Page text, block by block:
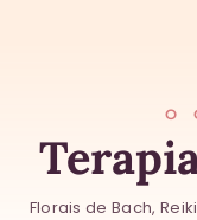
O
Florais de Bach,